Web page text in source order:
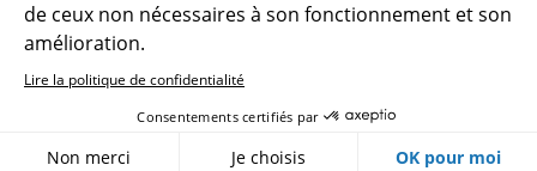
© 2026, CNRS
Créer un compte Se connecter
Gestion des cookies
de ceux non nécessaires à son fonctionnement et son
amélioration.
Lire la politique de confidentialité
Consentements certifiés par
Non merci Je choisis OK pour moi